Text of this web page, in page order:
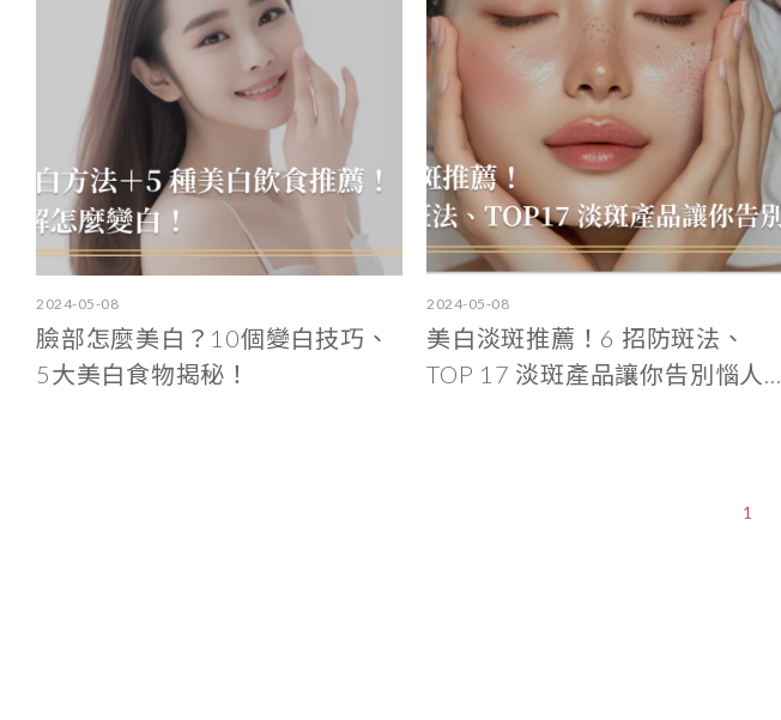
2024-05-08
臉部怎麼美白？10個變白技巧、
5大美白食物揭秘！
2024-05-08
美白淡斑推薦！6 招防斑法、
TOP 17 淡斑產品讓你告別惱人...
1